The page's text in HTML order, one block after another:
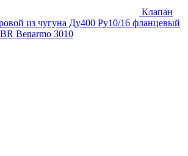
Клапан
из чугуна Ду400 Ру10/16 фланцевый
Benarmo 3010